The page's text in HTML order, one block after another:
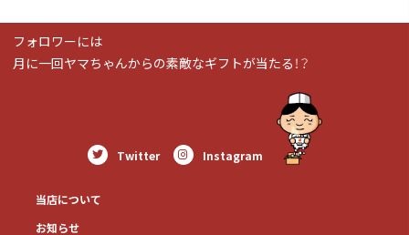
フォロワーには
月に一回ヤマちゃんからの素敵なギフトが当たる！？
Twitter Instagram
当店について
お知らせ